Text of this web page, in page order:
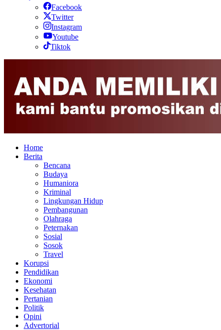
Facebook
Twitter
Instagram
Youtube
Tiktok
Home
Berita
Bencana
Budaya
Humaniora
Kriminal
Lingkungan Hidup
Pembangunan
Olahraga
Peternakan
Sosial
Sosok
Travel
Korupsi
Pendidikan
Ekonomi
Kesehatan
Pertanian
Politik
Opini
Advertorial